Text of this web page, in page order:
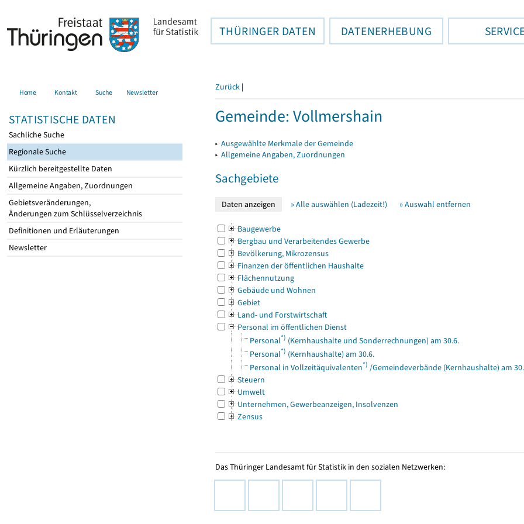
THÜRINGER DATEN DATENERHEBUNG
Home Kontakt Suche Newsletter
STATISTISCHE DATEN
Sachliche Suche
Regionale Suche
Kürzlich bereitgestellte Daten
Allgemeine Angaben, Zuordnungen
Gebietsveränderungen,
Änderungen zum Schlüsselverzeichnis
Definitionen und Erläuterungen
Newsletter
Zurück |
Gemeinde: Vollmershain
▸ Ausgewählte Merkmale der Gemeinde
▸ Allgemeine Angaben, Zuordnungen
Sachgebiete
» Alle auswählen (Ladezeit!) » Auswahl entfernen
Baugewerbe
Bergbau und Verarbeitendes Gewerbe
Bevölkerung, Mikrozensus
Finanzen der öffentlichen Haushalte
Flächennutzung
Gebäude und Wohnen
Gebiet
Land- und Forstwirtschaft
Personal im öffentlichen Dienst
Personal*) (Kernhaushalte und Sonderrechnungen) am 30.6.
Personal*) (Kernhaushalte) am 30.6.
Personal in Vollzeitäquivalenten*) /Gemeindeverbände (Kernhaushalte) am
Steuern
Umwelt
Unternehmen, Gewerbeanzeigen, Insolvenzen
Zensus
Das Thüringer Landesamt für Statistik in den sozialen Netzwerken: